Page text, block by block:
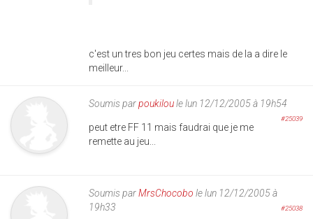
c'est un tres bon jeu certes mais de la a dire le
meilleur...
Soumis parpoukiloule lun 12/12/2005 à 19h54
#25039
peut etre FF 11 mais faudrai que je me
remette au jeu...
Soumis parMrsChocobo le lun 12/12/2005 à
19h33
#25038